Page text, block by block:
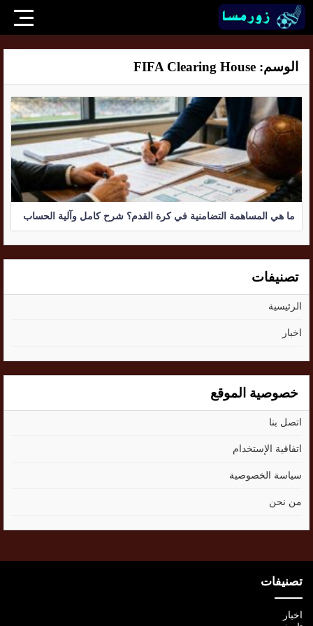
الوسم: FIFA Clearing House
ما هي المساهمة التضامنية في كرة القدم؟ شرح كامل وآلية الحساب
تصنيفات
الرئيسية
اخبار
خصوصية الموقع
اتصل بنا
اتفاقية الإستخدام
سياسة الخصوصية
من نحن
تصنيفات
اخبار